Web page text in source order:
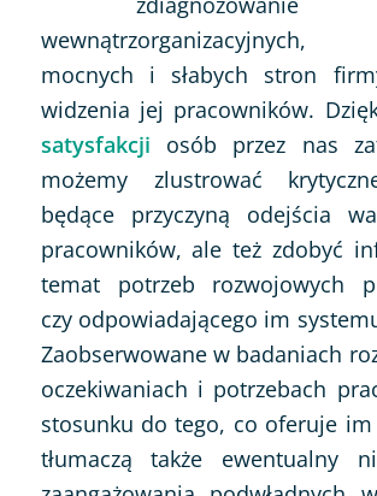
mocnych i słabych stron
widzenia jej pracowników.
satysfakcji osób przez nas
możemy zlustrować
będące przyczyną odejścia
pracowników, ale też zdobyć
temat potrzeb rozwojowych
czy odpowiadającego im
Zaobserwowane w badaniach
oczekiwaniach i potrzebach
stosunku do tego, co oferuje
tłumaczą także ewentualny